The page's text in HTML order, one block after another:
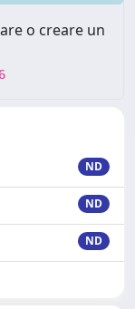
o creare un
ND
ND
ND